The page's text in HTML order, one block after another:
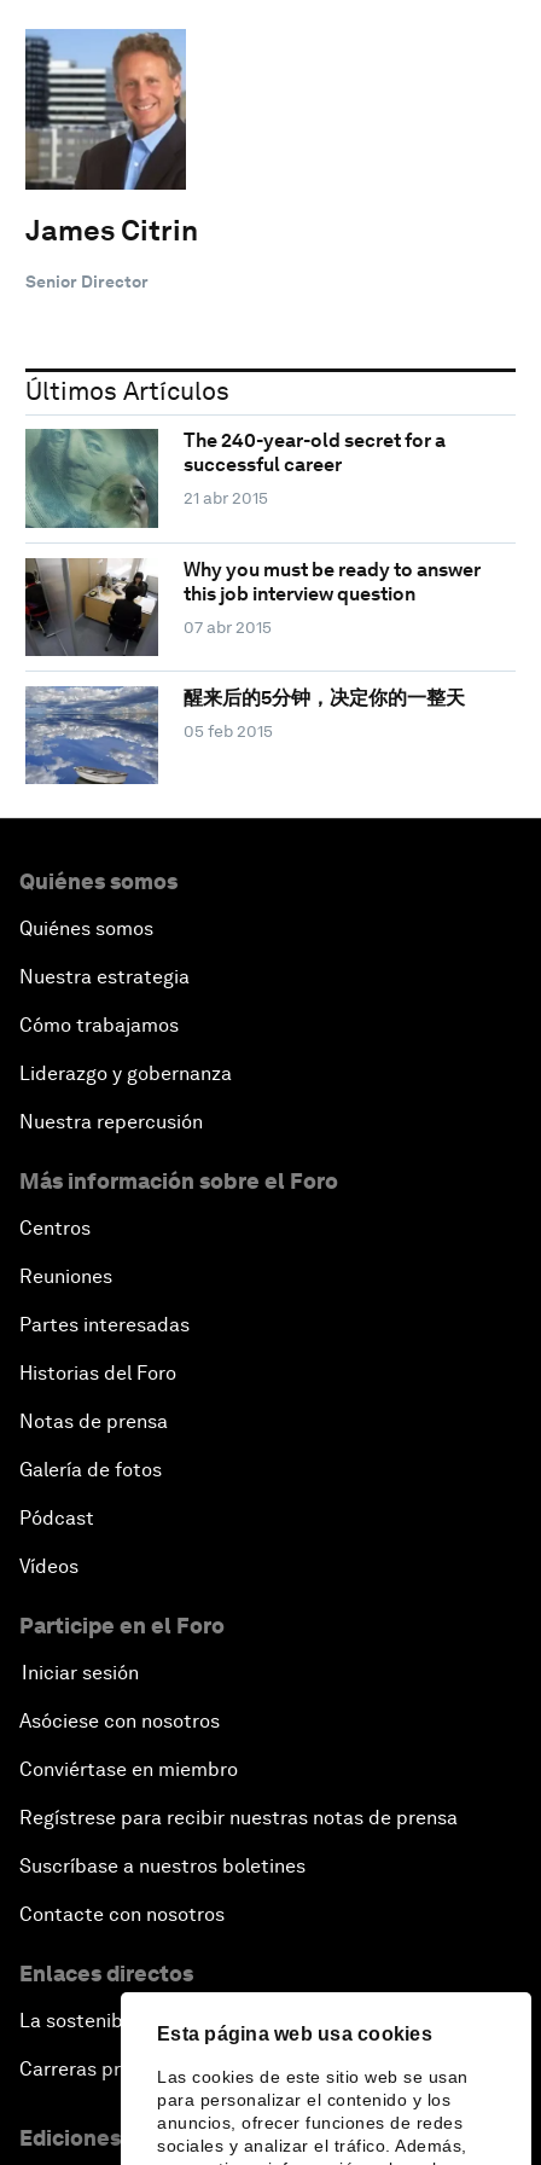
Esta página web usa cookies
Las cookies de este sitio web se usan
para personalizar el contenido y los
anuncios, ofrecer funciones de redes
sociales y analizar el tráfico. Además,
James Citrin
Senior Director
Últimos Artículos
The 240-year-old secret for a
successful career
21 abr 2015
Why you must be ready to answer
this job interview question
07 abr 2015
醒来后的5分钟，决定你的一整天
05 feb 2015
Quiénes somos
Quiénes somos
Nuestra estrategia
Cómo trabajamos
Liderazgo y gobernanza
Nuestra repercusión
Más información sobre el Foro
Centros
Reuniones
Partes interesadas
Historias del Foro
Notas de prensa
Galería de fotos
Pódcast
Vídeos
Participe en el Foro
Iniciar sesión
Asóciese con nosotros
Conviértase en miembro
Regístrese para recibir nuestras notas de prensa
Suscríbase a nuestros boletines
Contacte con nosotros
Enlaces directos
La sostenibilidad en el Foro
Carreras profesionales
Ediciones en otros idiomas